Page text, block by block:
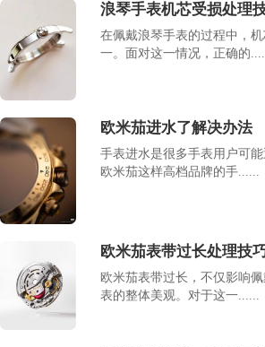
浪琴手表机芯受损处理
在佩戴浪琴手表的过程中，
一。面对这一情况，正确的
欧米茄进水了解决办法
手表进水是很多手表用户可
欧米茄这样高档品牌的手......
欧米茄表带过长处理技
欧米茄表带过长，不仅影响
表的整体美观。对于这一......